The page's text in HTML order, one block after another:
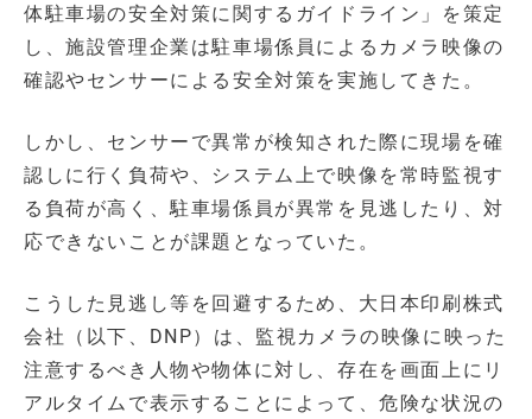
体駐車場の安全対策に関するガイドライン」を策定
し、施設管理企業は駐車場係員によるカメラ映像の
確認やセンサーによる安全対策を実施してきた。
しかし、センサーで異常が検知された際に現場を確
認しに行く負荷や、システム上で映像を常時監視す
る負荷が高く、駐車場係員が異常を見逃したり、対
応できないことが課題となっていた。
こうした見逃し等を回避するため、大日本印刷株式
会社（以下、DNP）は、監視カメラの映像に映った
注意するべき人物や物体に対し、存在を画面上にリ
アルタイムで表示することによって、危険な状況の